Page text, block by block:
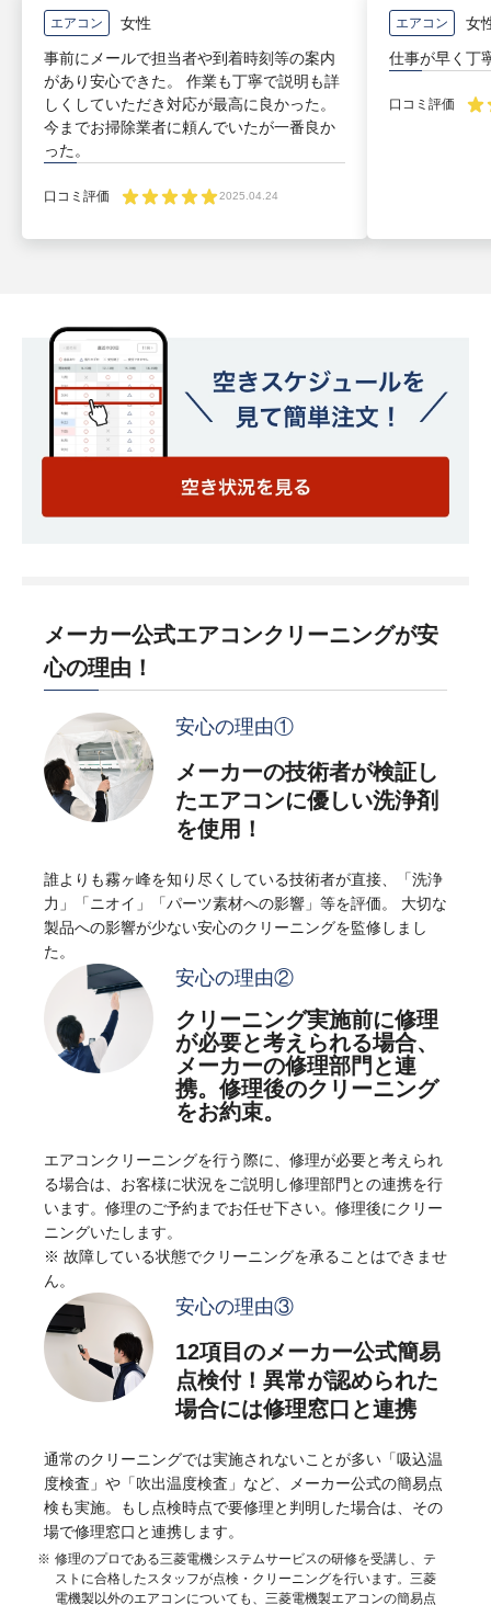
エアコン 女性
事前にメールで担当者や到着時刻等の案内
があり安心できた。 作業も丁寧で説明も詳
しくしていただき対応が最高に良かった。
今までお掃除業者に頼んでいたが一番良か
った。
口コミ評価 2025.04.24
エアコン 女
仕事が早く丁
口コミ評価
メーカー公式エアコンクリーニングが安
心の理由！
安心の理由①
メーカーの技術者が検証し
たエアコンに優しい洗浄剤
を使用！
誰よりも霧ヶ峰を知り尽くしている技術者が直接、「洗浄
力」「ニオイ」「パーツ素材への影響」等を評価。
大切な
製品への影響が少ない安心のクリーニングを監修しまし
た。
安心の理由②
クリーニング実施前に修理
が必要と考えられる場合、
メーカーの修理部門と連
携。修理後のクリーニング
をお約束。
エアコンクリーニングを行う際に、修理が必要と考えられ
る場合は、お客様に状況をご説明し修理部門との連携を行
います。修理のご予約までお任せ下さい。修理後にクリー
ニングいたします。
※ 故障している状態でクリーニングを承ることはできませ
ん。
安心の理由③
12項目のメーカー公式簡易
点検付！異常が認められた
場合には修理窓口と連携
通常のクリーニングでは実施されないことが多い「吸込温
度検査」や「吹出温度検査」など、メーカー公式の簡易点
検も実施。もし点検時点で要修理と判明した場合は、その
場で修理窓口と連携します。
修理のプロである三菱電機システムサービスの研修を受講し、テ
ストに合格したスタッフが点検・クリーニングを行います。三菱
電機製以外のエアコンについても、三菱電機製エアコンの簡易点